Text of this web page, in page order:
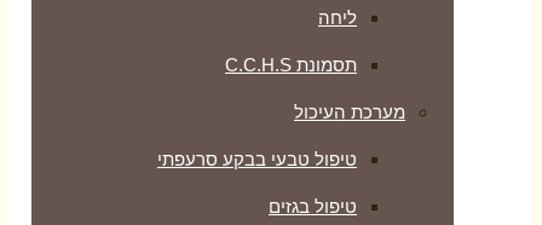
ליחה
תסמונת C.C.H.S
מערכת העיכול
טיפול טבעי בבקע סרעפתי
טיפול בגזים